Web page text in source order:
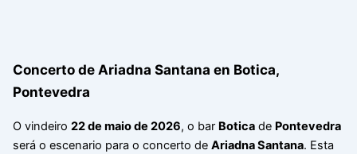
Concerto de Ariadna Santana en Botica,
Pontevedra
O vindeiro 22 de maio de 2026, o bar Boticade Pontevedra
será o escenario para o concerto de Ariadna Santana. Esta